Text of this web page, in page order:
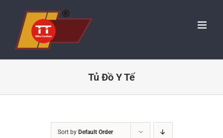
content
Tủ Đồ Y Tế
Sort by Default Order